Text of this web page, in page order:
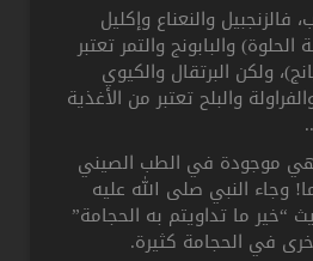
والنعناع وإكليل
والبابونج والتمر تعتبر
البرتقال والكيوي
والبلح تعتبر من الأغذية
في الطب الصيني
عاما! وجاء النبي صلى الله عليه
ما تداويتم به الحجامة”
الحجامة كثيرة.